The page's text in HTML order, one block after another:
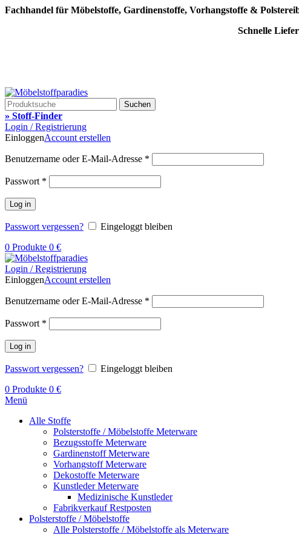
Fachhandel für Möbelstoffe, Gardinenstoffe, Vorhangstoffe &
Schnelle
Suchen
» Stoff-Finder
Login / Registrierung
EinloggenAccount erstellen
Benutzername oder E-Mail-Adresse *
Passwort *
Log in
Passwort vergessen?
Eingeloggt bleiben
0 Produkte 0 €
Login / Registrierung
EinloggenAccount erstellen
Benutzername oder E-Mail-Adresse *
Passwort *
Log in
Passwort vergessen?
Eingeloggt bleiben
0 Produkte 0 €
Menü
Alle Stoffe
Polsterstoffe / Möbelstoffe Meterware
Bezugsstoffe Meterware
Gardinenstoff Meterware
Vorhangstoff Meterware
Dekostoffe Meterware
Kunstleder Meterware
Medizinische Kunstleder
Fabrikverkauf Restposten
Polsterstoffe / Möbelstoffe
Alle Polsterstoffe / Möbelstoffe als Meterware